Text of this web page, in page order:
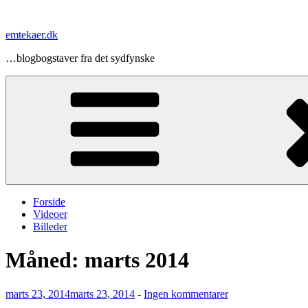
indhold
emtekaer.dk
…blogbogstaver fra det sydfynske
Forside
Videoer
Billeder
Måned: marts 2014
Udgivet
marts 23, 2014marts 23, 2014 - Ingen kommentarertil